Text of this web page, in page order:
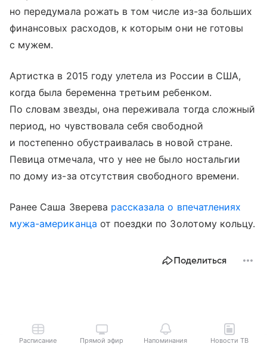
но передумала рожать в том числе из-за больших
финансовых расходов, к которым они не готовы
с мужем.
Артистка в 2015 году улетела из России в США,
когда была беременна третьим ребенком.
По словам звезды, она переживала тогда сложный
период, но чувствовала себя свободной
и постепенно обустраивалась в новой стране.
Певица отмечала, что у нее не было ностальгии
по дому из-за отсутствия свободного времени.
Ранее Саша Зверева рассказала о впечатлениях
мужа-американца от поездки по Золотому кольцу.
Поделиться
Расписание Прямой эфир Напоминания Новости ТВ